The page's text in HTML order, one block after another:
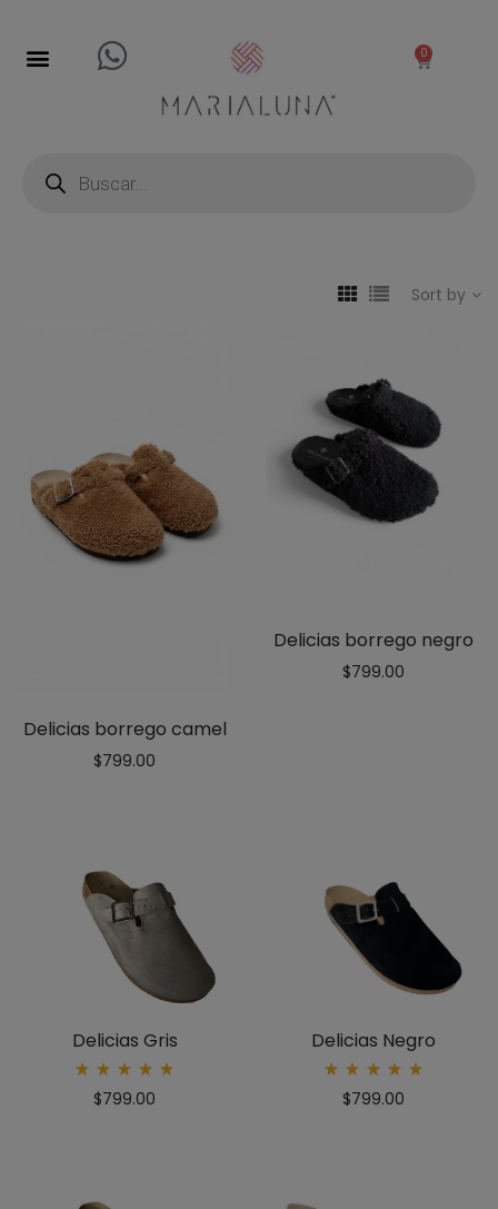
0
Sort by
Delicias borrego camel
$799.00
Delicias borrego negro
$799.00
Delicias Gris
5.00
$799.00
Delicias Negro
5.00
$799.00